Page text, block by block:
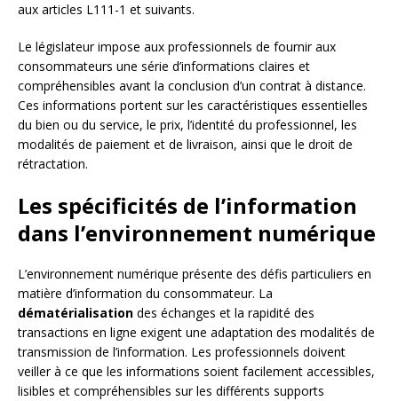
aux articles L111-1 et suivants.
Le législateur impose aux professionnels de fournir aux
consommateurs une série d’informations claires et
compréhensibles avant la conclusion d’un contrat à distance.
Ces informations portent sur les caractéristiques essentielles
du bien ou du service, le prix, l’identité du professionnel, les
modalités de paiement et de livraison, ainsi que le droit de
rétractation.
Les spécificités de l’information
dans l’environnement numérique
L’environnement numérique présente des défis particuliers en
matière d’information du consommateur. La
dématérialisation des échanges et la rapidité des
transactions en ligne exigent une adaptation des modalités de
transmission de l’information. Les professionnels doivent
veiller à ce que les informations soient facilement accessibles,
lisibles et compréhensibles sur les différents supports